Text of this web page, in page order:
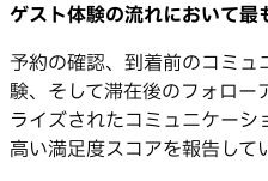
ゲスト体験の流れにおいて最
予約の確認、到着前のコミ
験、そして滞在後のフォロー
ライズされたコミュニケー
高い満足度スコアを報告して